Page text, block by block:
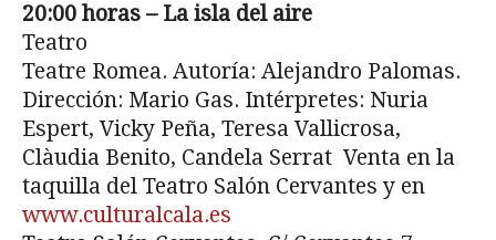
20:00 horas – La isla del aire
Teatro
Teatre Romea. Autoría: Alejandro Palomas.
Dirección: Mario Gas. Intérpretes: Nuria
Espert, Vicky Peña, Teresa Vallicrosa,
Clàudia Benito, Candela Serrat Venta en la
taquilla del Teatro Salón Cervantes y en
www.culturalcala.es